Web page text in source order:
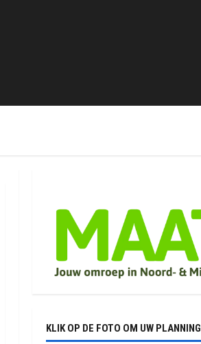
KLIK OP DE FOTO OM UW